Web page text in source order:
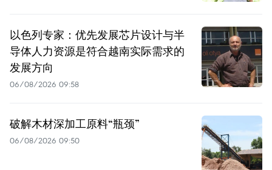
以色列专家：优先发展芯片设计与半
导体人力资源是符合越南实际需求的
发展方向
06/08/2026 09:58
破解木材深加工原料“瓶颈”
06/08/2026 09:50